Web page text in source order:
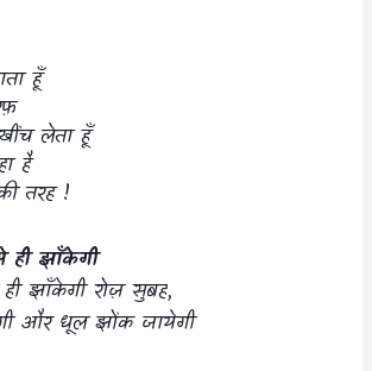
हूँ
लेता हूँ
है
तरह !
झाँकेगी
झाँकेगी रोज़ सुबह,
और धूल झोंक जायेगी